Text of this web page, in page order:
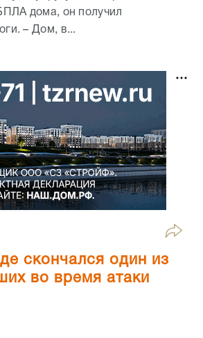
дома, он получил
– Дом, в...
скончался один из
во время атаки